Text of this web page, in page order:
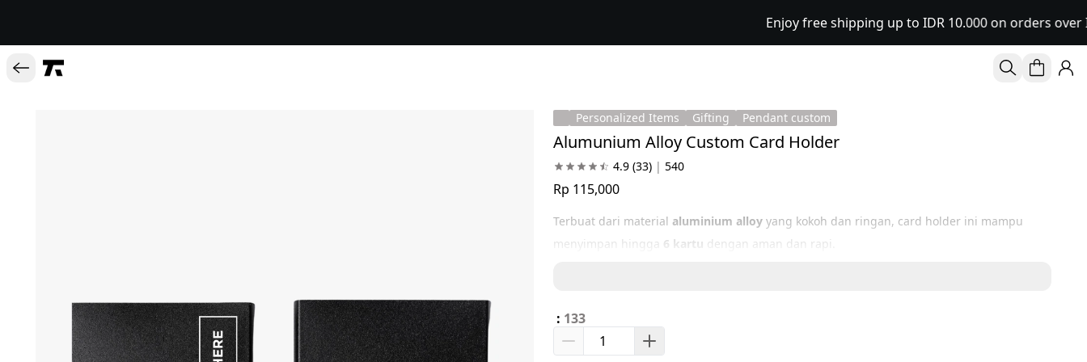
Enjoy free shipping up to IDR 10.000 on orders over
Personalized Items Gifting Pendant custom
Alumunium Alloy Custom Card Holder
4.9 (33) | 540
Rp 115,000
Terbuat dari material aluminium alloy yang kokoh dan ringan, card holder ini mampu
menyimpan hingga 6 kartu dengan aman dan rapi.
: 133